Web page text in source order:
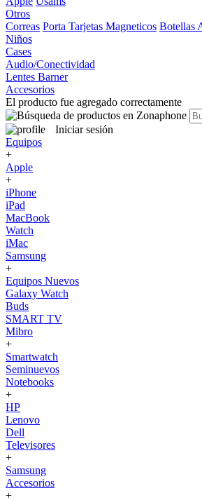
Otros
Correas Porta Tarjetas Magneticos Botellas
Niños
Cases
Audio/Conectividad
Lentes Barner
Accesorios
El producto fue agregado correctamente
Iniciar sesión
Equipos
+
Apple
+
iPhone
iPad
MacBook
Watch
iMac
Samsung
+
Equipos Nuevos
Galaxy Watch
Buds
SMART TV
Mibro
+
Smartwatch
Seminuevos
Notebooks
+
HP
Lenovo
Dell
Televisores
+
Samsung
Accesorios
+